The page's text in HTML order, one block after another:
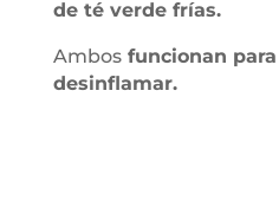
de té verde frías.
Ambosfuncionan
desinflamar.